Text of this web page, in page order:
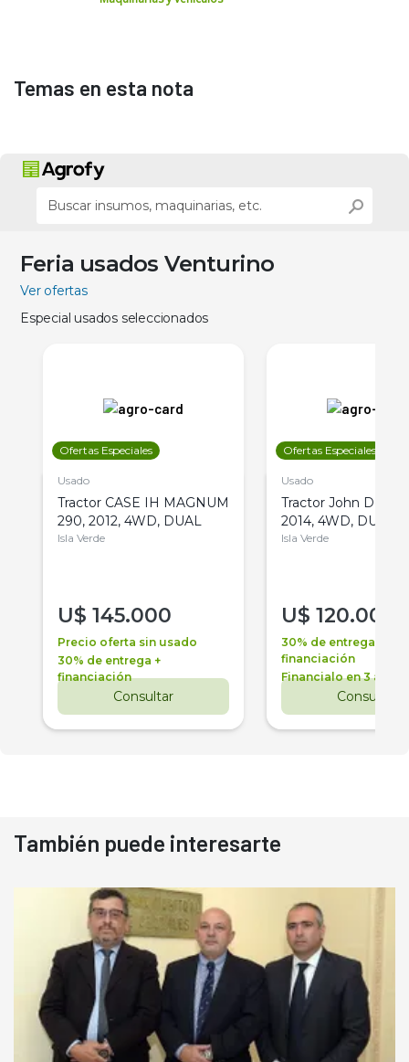
Temas en esta nota
Feria usados Venturino
Ver ofertas
Especial usados seleccionados
Ofertas Especiales
Usado
Tractor CASE IH MAGNUM
290, 2012, 4WD, DUAL
Isla Verde
U$ 145.000
Precio oferta sin usado
30% de entrega +
financiación
Consultar
Ofertas Especiales
Usado
Tractor John Deere
2014, 4WD, DUAL
Isla Verde
U$ 120.000
30% de entrega +
financiación
Financialo en 3 años
Consultar
También puede interesarte